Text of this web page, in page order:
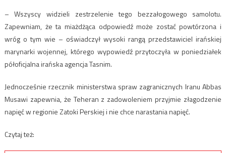
– Wszyscy widzieli zestrzelenie tego bezzałogowego samolotu.
Zapewniam, że ta miażdżąca odpowiedź może zostać powtórzona i
wróg o tym wie – oświadczył wysoki rangą przedstawiciel irańskiej
marynarki wojennej, którego wypowiedź przytoczyła w poniedziałek
półoficjalna irańska agencja Tasnim.
Jednocześnie rzecznik ministerstwa spraw zagranicznych Iranu Abbas
Musawi zapewnia, że Teheran z zadowoleniem przyjmie złagodzenie
napięć w regionie Zatoki Perskiej i nie chce narastania napięć.
Czytaj też: